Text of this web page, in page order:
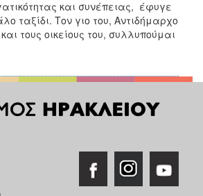
και συνέπειας, έφυγε
ταξίδι. Τον γιο του, Αντιδήμαρχο
τους οικείους του, συλλυπούμαι